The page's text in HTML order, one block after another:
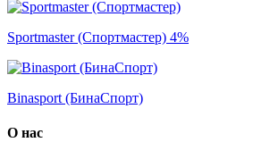
Sportmaster (Спортмастер) 4%
Binasport (БинаСпорт)
О нас